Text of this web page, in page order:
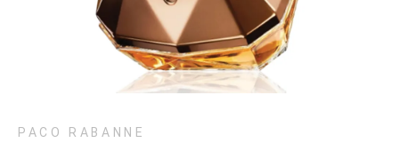
PACO RABANNE